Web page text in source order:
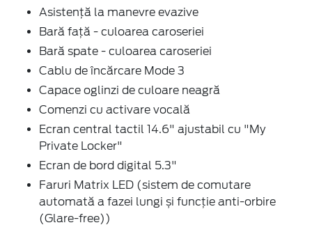
Asistență la manevre evazive
Bară față - culoarea caroseriei
Bară spate - culoarea caroseriei
Cablu de încărcare Mode 3
Capace oglinzi de culoare neagră
Comenzi cu activare vocală
Ecran central tactil 14.6" ajustabil cu "My
Private Locker"
Ecran de bord digital 5.3"
Faruri Matrix LED (sistem de comutare
automată a fazei lungi și funcție anti-orbire
(Glare-free))